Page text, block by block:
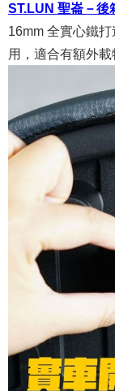
ST.LUN 聖崙－後
16mm 全實心鐵
用，適合有額外載